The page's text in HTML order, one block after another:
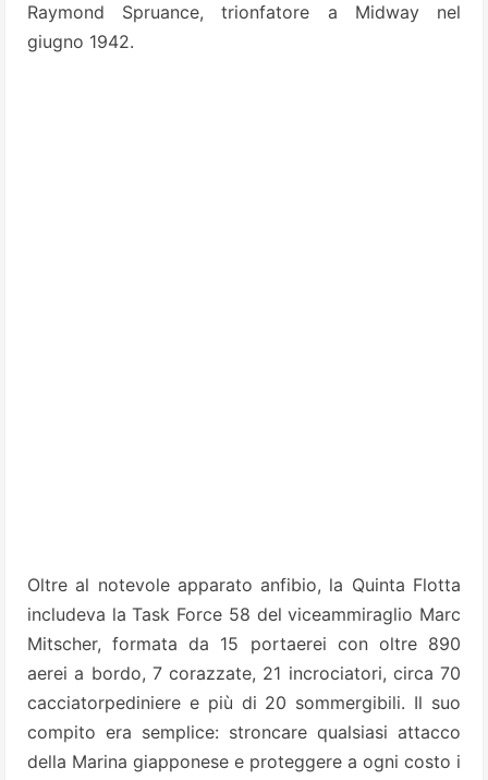
Raymond Spruance, trionfatore a Midway nel
giugno 1942.
Oltre al notevole apparato anfibio, la Quinta Flotta
includeva la Task Force 58 del viceammiraglio Marc
Mitscher, formata da 15 portaerei con oltre 890
aerei a bordo, 7 corazzate, 21 incrociatori, circa 70
cacciatorpediniere e più di 20 sommergibili. Il suo
compito era semplice: stroncare qualsiasi attacco
della Marina giapponese e proteggere a ogni costo i